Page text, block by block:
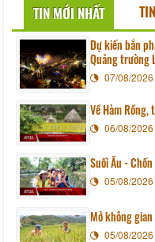
TIN MỚI NHẤT
Dự kiến bắn
Quảng trường
07/08/2026
Về Hàm Rồng,
06/08/2026
Suối Ấu -
05/08/2026
Mở không
05/08/2026